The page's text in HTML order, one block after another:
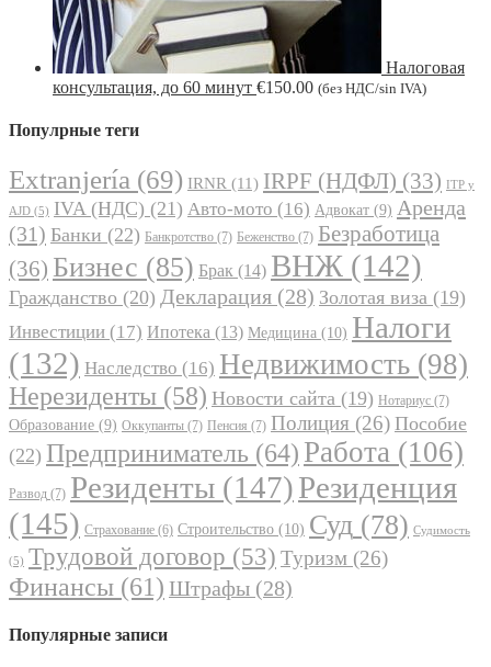
Налоговая
консультация, до 60 минут €150.00 (без НДС/sin IVA)
Популрные теги
Extranjería (69) IRNR (11) IRPF (НДФЛ) (33) ITP y
AJD (5) IVA (НДС) (21) Авто-мото (16) Адвокат (9) Аренда
(31) Банки (22) Банкротство (7) Беженство (7) Безработица
(36) Бизнес (85) Брак (14) ВНЖ (142)
Гражданство (20) Декларация (28) Золотая виза (19)
Инвестиции (17) Ипотека (13) Медицина (10) Налоги
(132) Наследство (16) Недвижимость (98)
Нерезиденты (58) Новости сайта (19) Нотариус (7)
Образование (9) Оккупанты (7) Пенсия (7) Полиция (26) Пособие
(22) Предприниматель (64) Работа (106)
Развод (7) Резиденты (147)Резиденция
(145) Страхование (6) Строительство (10) Суд (78) Судимость
(5) Трудовой договор (53) Туризм (26)
Финансы (61) Штрафы (28)
Популярные записи